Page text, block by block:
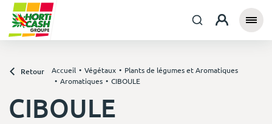
Retour Accueil Végétaux
Plants de légumes et Aromatiques
Aromatiques
CIBOULE
CIBOULE